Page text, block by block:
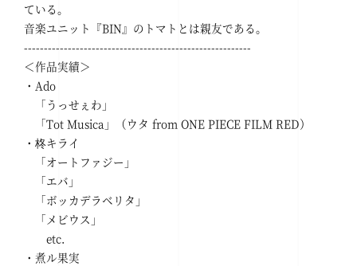
ている。
音楽ユニット『BIN』のトマトとは親友である。
---------------------------------------------------------
＜作品実績＞
・Ado
「うっせぇわ」
「Tot Musica」（ウタ from ONE PIECE FILM RED）
・柊キライ
「オートファジー」
「エバ」
「ボッカデラベリタ」
「メビウス」
etc.
・煮ル果実